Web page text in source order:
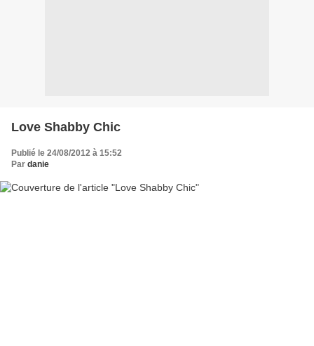
Love Shabby Chic
Publié le 24/08/2012 à 15:52
Par danie